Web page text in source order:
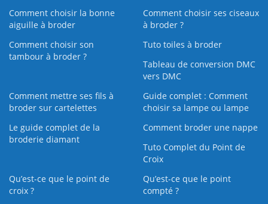
Comment choisir la bonne
aiguille à broder
Comment choisir ses ciseaux
à broder ?
Comment choisir son
tambour à broder ?
Tuto toiles à broder
Tableau de conversion DMC
vers DMC
Comment mettre ses fils à
broder sur cartelettes
Guide complet : Comment
choisir sa lampe ou lampe
Le guide complet de la
broderie diamant
Comment broder une nappe
Tuto Complet du Point de
Croix
Qu’est-ce que le point de
croix ?
Qu’est-ce que le point
compté ?